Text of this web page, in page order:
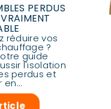
PERDUS
réduire vos
?
guide
l'isolation
perdus et
en...